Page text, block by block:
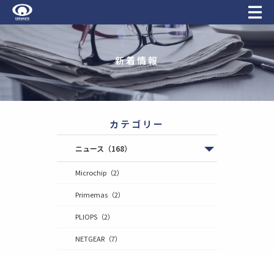
新着情報
カテゴリー
ニュース （168）
Microchip （2）
Primemas （2）
PLIOPS （2）
NETGEAR （7）